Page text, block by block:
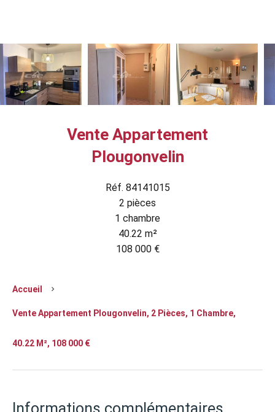
Vente Appartement
Plougonvelin
Réf. 84141015
2 pièces
1 chambre
40.22 m²
108 000 €
Accueil
Vente Appartement Plougonvelin, 2 Pièces, 1 Chambre,
40.22 M², 108 000 €